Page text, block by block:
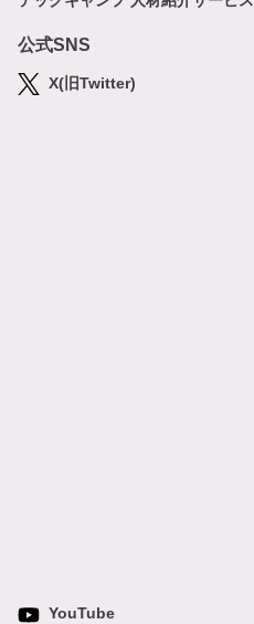
公式SNS
X(旧Twitter)
YouTube